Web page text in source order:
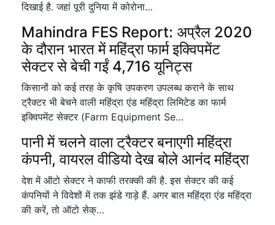
दिखाई है. जहां पूरी दुनिया में कोरोना…
Mahindra FES Report: अप्रैल 2020
के दौरान भारत में महिंद्रा फार्म इक्विपमेंट
सेक्टर से बेची गईं 4,716 यूनिट्स
किसानों को कई तरह के कृषि उपकरण उपलब्ध कराने के साथ
ट्रैक्टर भी बेचने वाली महिंद्रा एंड महिंद्रा लिमिटेड का फार्म
इक्विपमेंट सेक्टर (Farm Equipment Se…
पानी में चलने वाला ट्रैक्टर बनाएगी महिंद्रा
कंपनी, वायरल वीडियो देख बोले आनंद महिंद्रा
देश में ऑटो सेक्टर ने काफी तरक्की की है. इस सेक्टर की कई
कंपनियों ने विदेशों में तक झंडे गाड़े हैं. अगर बात महिंद्रा एंड महिंद्रा
की करें, तो ऑटो सेक्…